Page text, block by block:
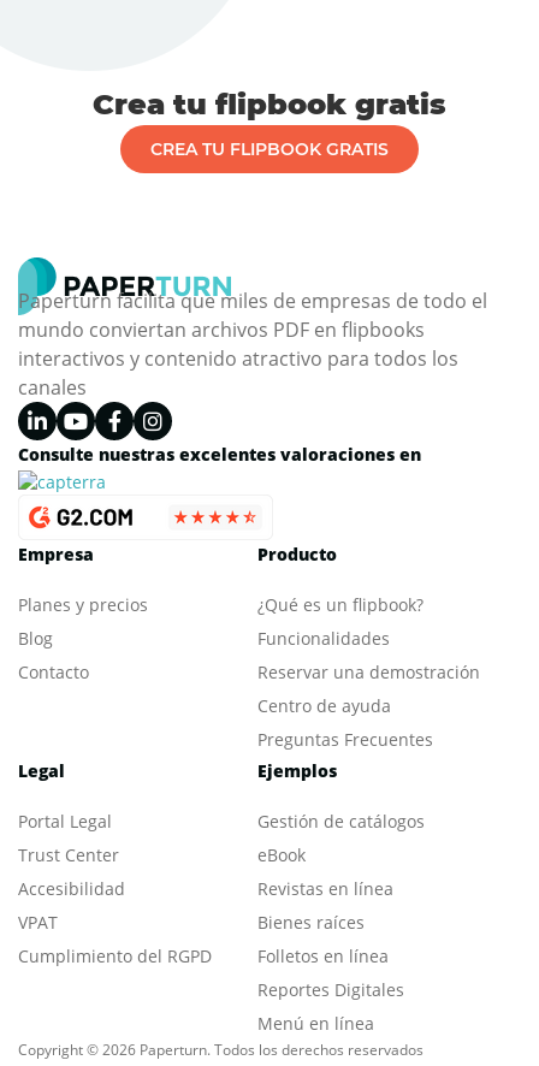
Crea tu flipbook gratis
CREA TU FLIPBOOK GRATIS
Paperturn facilita que miles de empresas de todo el
mundo conviertan archivos PDF en flipbooks
interactivos y contenido atractivo para todos los
canales
Consulte nuestras excelentes valoraciones en
Empresa
Planes y precios
Blog
Contacto
Producto
¿Qué es un flipbook?
Funcionalidades
Reservar una demostración
Centro de ayuda
Preguntas Frecuentes
Legal
Portal Legal
Trust Center
Accesibilidad
VPAT
Cumplimiento del RGPD
Ejemplos
Gestión de catálogos
eBook
Revistas en línea
Bienes raíces
Folletos en línea
Reportes Digitales
Menú en línea
Copyright © 2026 Paperturn. Todos los derechos reservados